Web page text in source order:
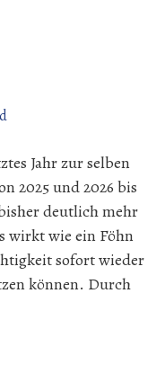
Jahr zur selben
2025 und 2026 bis
deutlich mehr
wirkt wie ein Föhn
sofort wieder
können. Durch